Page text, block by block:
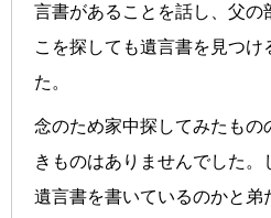
言書があることを話し、父の
こを探しても遺言書を見つけ
た。
念のため家中探してみたもの
きものはありませんでした
遺言書を書いているのかと弟